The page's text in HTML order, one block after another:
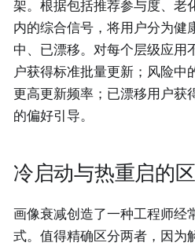
架。根据包括推荐参与度、老
内的综合信号，将用户分为健
中、已漂移。对每个层级应用
户获得标准批量更新；风险中
更高更新频率；已漂移用户获
的偏好引导。
冷启动与热重启的
画像衰减创造了一种工程师经
式。值得精确区分两者，因为